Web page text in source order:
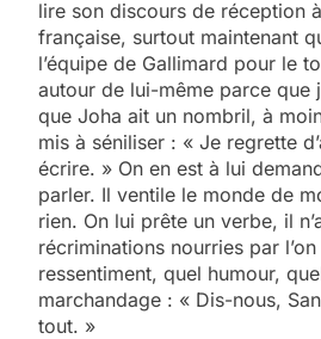
lire son discours de réception
française, surtout maintenant
l’équipe de Gallimard pour le
autour de lui-même parce que
que Joha ait un nombril, à
mis à séniliser : « Je regrette
écrire. » On en est à lui
parler. Il ventile le monde de
rien. On lui prête un verbe, il
récriminations nourries par
ressentiment, quel humour,
marchandage : « Dis-nous,
tout. »